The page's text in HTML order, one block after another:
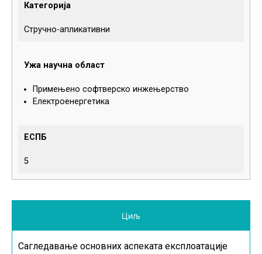
Категорија
Стручно-апликативни
Ужа научна област
Примењено софтверско инжењерство
Електроенергетика
ЕСПБ
5
Циљ
Сагледавање основних аспеката експлоатације